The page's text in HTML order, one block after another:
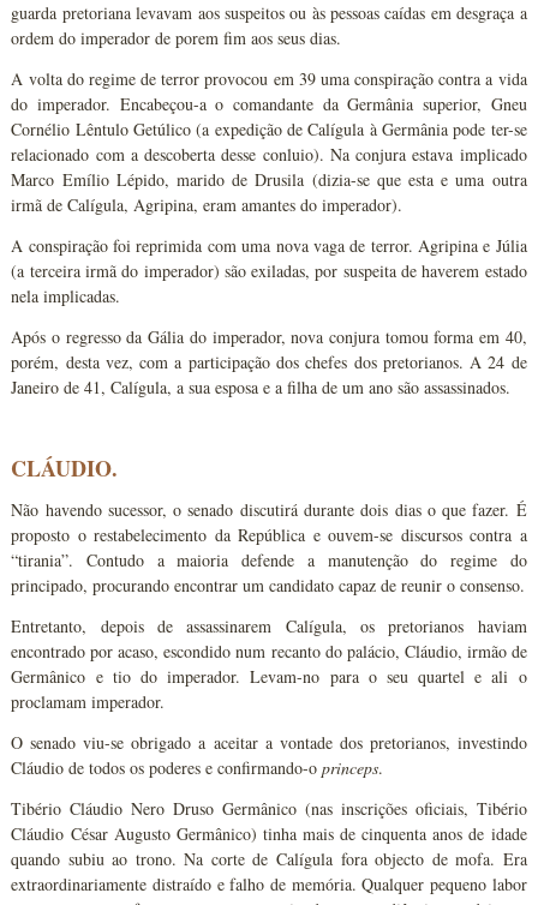
guarda pretoriana levavam aos suspeitos ou às pessoas caídas em desgraça a
ordem do imperador de porem fim aos seus dias.
A volta do regime de terror provocou em 39 uma conspiração contra a vida
do imperador. Encabeçou-a o comandante da Germânia superior, Gneu
Cornélio Lêntulo Getúlico (a expedição de Calígula à Germânia pode ter-se
relacionado com a descoberta desse conluio). Na conjura estava implicado
Marco Emílio Lépido, marido de Drusila (dizia-se que esta e uma outra
irmã de Calígula, Agripina, eram amantes do imperador).
A conspiração foi reprimida com uma nova vaga de terror. Agripina e Júlia
(a terceira irmã do imperador) são exiladas, por suspeita de haverem estado
nela implicadas.
Após o regresso da Gália do imperador, nova conjura tomou forma em 40,
porém, desta vez, com a participação dos chefes dos pretorianos. A 24 de
Janeiro de 41, Calígula, a sua esposa e a filha de um ano são assassinados.
CLÁUDIO.
Não havendo sucessor, o senado discutirá durante dois dias o que fazer. É
proposto o restabelecimento da República e ouvem-se discursos contra a
“tirania”. Contudo a maioria defende a manutenção do regime do
principado, procurando encontrar um candidato capaz de reunir o consenso.
Entretanto, depois de assassinarem Calígula, os pretorianos haviam
encontrado por acaso, escondido num recanto do palácio, Cláudio, irmão de
Germânico e tio do imperador. Levam-no para o seu quartel e ali o
proclamam imperador.
O senado viu-se obrigado a aceitar a vontade dos pretorianos, investindo
Cláudio de todos os poderes e confirmando-oprinceps.
Tibério Cláudio Nero Druso Germânico (nas inscrições oficiais, Tibério
Cláudio César Augusto Germânico) tinha mais de cinquenta anos de idade
quando subiu ao trono. Na corte de Calígula fora objecto de mofa. Era
extraordinariamente distraído e falho de memória. Qualquer pequeno labor